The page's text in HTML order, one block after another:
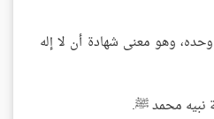
وحده، وهو معنى شهادة أن لا إله
نبيه محمد ﷺ.